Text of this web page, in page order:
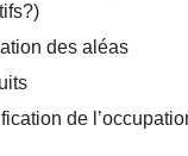
des aléas
de